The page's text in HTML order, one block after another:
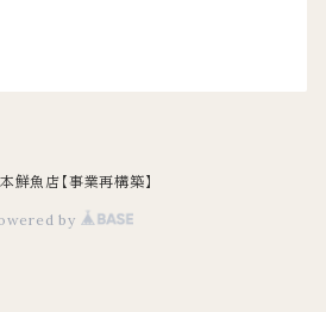
鮮魚店【事業再構築】
by